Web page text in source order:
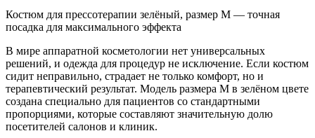
Костюм для прессотерапии зелёный, размер M — точная
посадка для максимального эффекта
В мире аппаратной косметологии нет универсальных
решений, и одежда для процедур не исключение. Если костюм
сидит неправильно, страдает не только комфорт, но и
терапевтический результат. Модель размера M в зелёном цвете
создана специально для пациентов со стандартными
пропорциями, которые составляют значительную долю
посетителей салонов и клиник.